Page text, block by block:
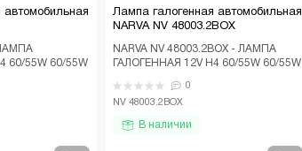
ЛАМПА
60/55W 60/55W
Лампа галогенная автомобильная
NARVA NV 48003.2BOX
NARVA NV 48003.2BOX - ЛАМПА
ГАЛОГЕННАЯ 12V H4 60/55W 60/55W
2ШТ) Галогенн..
0
NV 48003.2BOX
В наличии